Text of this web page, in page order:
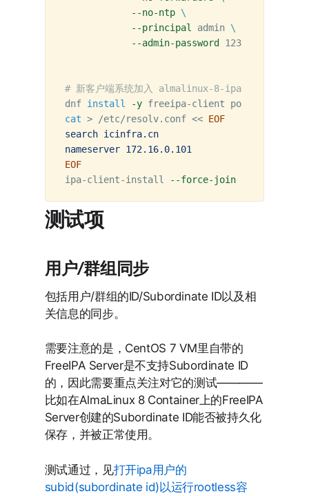
--no-ntp \
--principal
admin \
--admin-password 12345678
# 新客户端系统加入 almalinux-8-ipa-
dnf install -y
cat > /etc/resolv.conf << EOF
search icinfra.cn
EOF
ipa-client-install
--force-join
测试项
用户/群组同步
包括用户/群组的ID/Subordinate ID以及相
关信息的同步。
需要注意的是，CentOS 7 VM里自带的
FreeIPA Server是不支持Subordinate ID
的，因此需要重点关注对它的测试————
比如在AlmaLinux 8 Container上的FreeIPA
Server创建的Subordinate ID能否被持久化
保存，并被正常使用。
测试通过，见打开ipa用户的
subid(subordinate id)以运行rootless容